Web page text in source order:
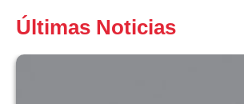
Últimas Noticias